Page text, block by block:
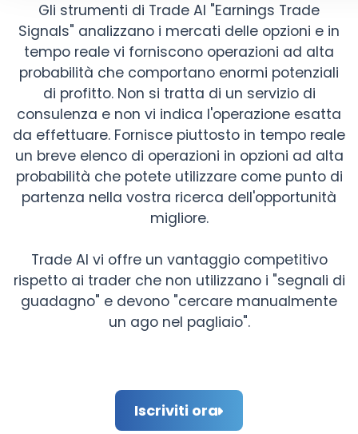
Gli strumenti di Trade AI "Earnings Trade
Signals" analizzano i mercati delle opzioni e in
tempo reale vi forniscono operazioni ad alta
probabilità che comportano enormi potenziali
di profitto. Non si tratta di un servizio di
consulenza e non vi indica l'operazione esatta
da effettuare. Fornisce piuttosto in tempo reale
un breve elenco di operazioni in opzioni ad alta
probabilità che potete utilizzare come punto di
partenza nella vostra ricerca dell'opportunità
migliore.
Trade AI vi offre un vantaggio competitivo
rispetto ai trader che non utilizzano i "segnali di
guadagno" e devono "cercare manualmente
un ago nel pagliaio".
Iscriviti ora